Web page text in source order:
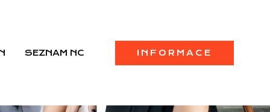
SEZNAM NC INFORMACE